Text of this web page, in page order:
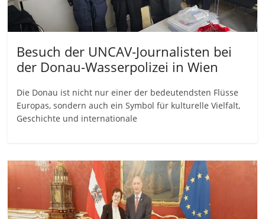
Besuch der UNCAV-Journalisten bei
der Donau-Wasserpolizei in Wien
Die Donau ist nicht nur einer der bedeutendsten Flüsse
Europas, sondern auch ein Symbol für kulturelle Vielfalt,
Geschichte und internationale